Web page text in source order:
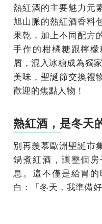
熱紅酒的主要魅力元
旭山脈的熱紅酒香料
果乾，加上不同配方
手作的柑橘糖跟檸
屑，混入冰糖成為獨
美味，聖誕節交換禮
歡迎的焦點人物！
熱紅酒，是冬天
別再羨慕歐洲聖誕市
鍋煮紅酒，讓整個
息。這不僅是給胃
白：「冬天，我準備